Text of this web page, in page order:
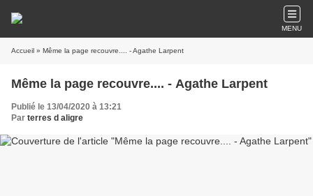
MENU
Accueil » Même la page recouvre.... - Agathe Larpent
Même la page recouvre.... - Agathe Larpent
Publié le 13/04/2020 à 13:21
Par terres d aligre